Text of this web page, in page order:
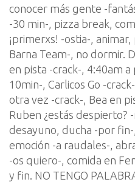
conocer más gente -
-30 min-, pizza break,
¡primerxs! -ostia-,
Barna Team-, no dormir.
en pista -crack-, 4:40am
10min-, Carlicos Go -
otra vez -crack-, Bea en
Ruben ¿estás despierto?
desayuno, ducha -por
emoción -a raudales-,
-os quiero-, comida en
y fin. NO TENGO